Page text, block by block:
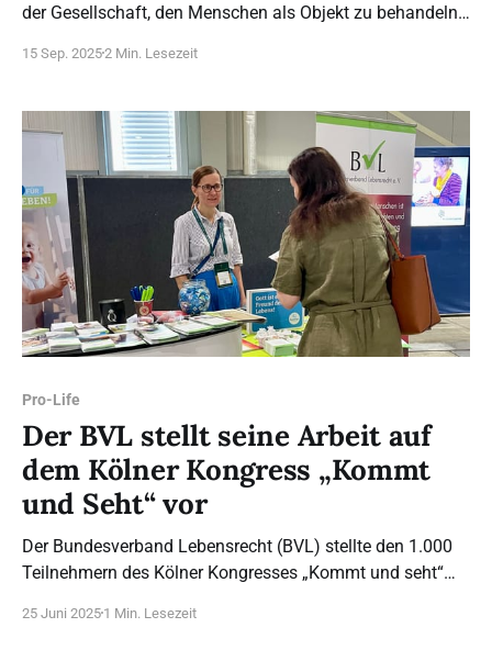
der Gesellschaft, den Menschen als Objekt zu behandeln
15 Sep. 20252 Min. Lesezeit
Pro-Life
Der BVL stellt seine Arbeit auf
dem Kölner Kongress „Kommt
und Seht“ vor
Der Bundesverband Lebensrecht (BVL) stellte den 1.000
Teilnehmern des Kölner Kongresses „Kommt und seht“
veranstaltet der BVL zeitgleich in Köln und Berlin einen
25 Juni 2025 1 Min. Lesezeit